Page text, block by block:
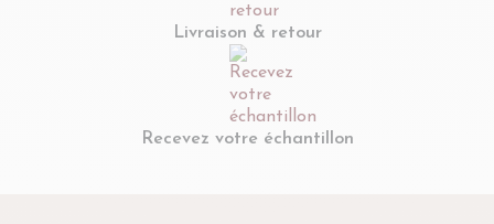
Livraison & retour
Recevez votre échantillon